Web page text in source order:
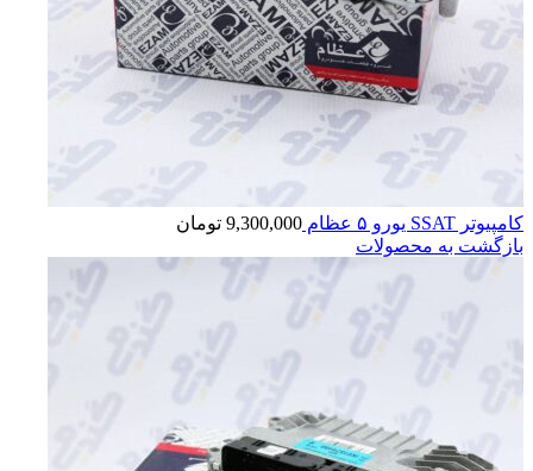
کامپیوتر SSAT یورو ۵ عظام 9,300,000 تومان
بازگشت به محصولات